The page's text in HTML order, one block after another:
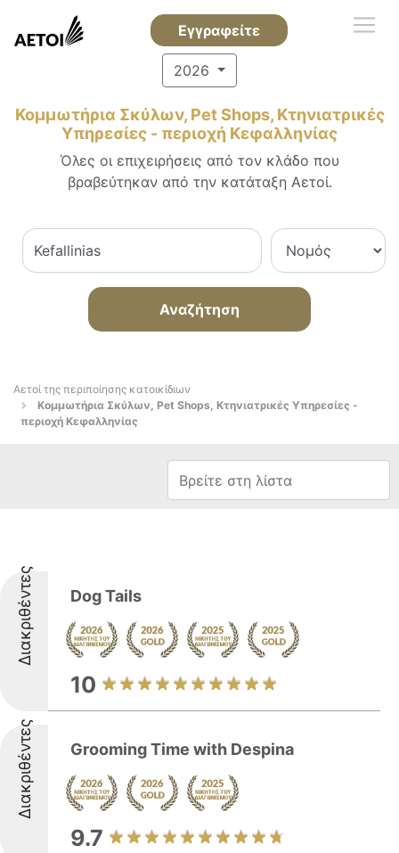
Εγγραφείτε
2026
Κομμωτήρια Σκύλων, Pet Shops, Κτηνιατρικές
Υπηρεσίες - περιοχή Κεφαλληνίας
Όλες οι επιχειρήσεις από τον κλάδο που
βραβεύτηκαν από την κατάταξη Αετοί.
Αναζήτηση
Αετοί της περιποίησης κατοικίδιων
Κομμωτήρια Σκύλων, Pet Shops, Κτηνιατρικές Υπηρεσίες -
περιοχή Κεφαλληνίας
Διακριθέντες Dog Tails
10
Διακριθέντες Grooming Time with Despina
9.7